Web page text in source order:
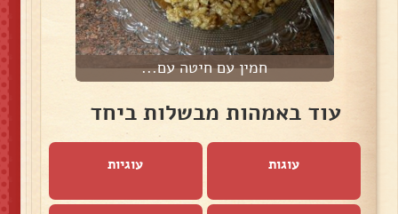
חמין עם חיטה עם...
עוד באמהות מבשלות ביחד
עוגות עוגיות